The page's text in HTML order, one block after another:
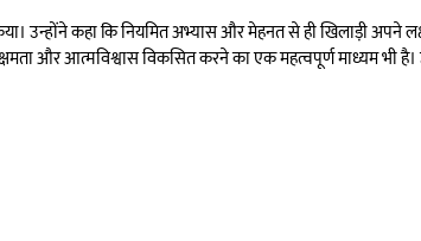
उन्होंने कहा कि नियमित अभ्यास और मेहनत से ही खिलाड़ी अपने
और आत्मविश्वास विकसित करने का एक महत्वपूर्ण माध्यम भी